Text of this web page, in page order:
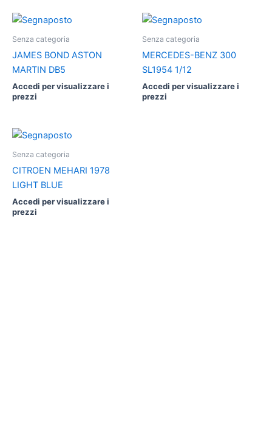
Senza categoria
JAMES BOND ASTON
MARTIN DB5
Accedi per visualizzare i
prezzi
Senza categoria
MERCEDES-BENZ 300
SL1954 1/12
Accedi per visualizzare i
prezzi
Senza categoria
CITROEN MEHARI 1978
LIGHT BLUE
Accedi per visualizzare i
prezzi